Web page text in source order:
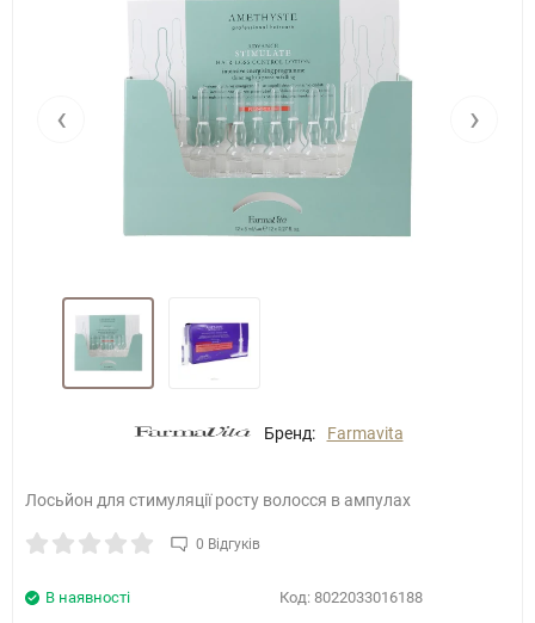
‹ ›
Бренд: Farmavita
Лосьйон для стимуляції росту волосся в ампулах
0 Відгуків
Код: 8022033016188
В наявності